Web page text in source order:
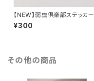
【NEW】弱虫倶楽部ステッカー
¥300
その他の商品